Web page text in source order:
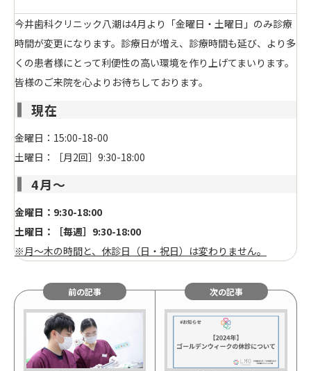
今井歯科クリニック八潮は4月より「金曜日・土曜日」のみ診療
時間が変更になります。診療日が増え、診療時間も延び、より多
くの患者様にとって利便性の高い環境を作り上げてまいります。
皆様のご来院を心よりお待ちしております。
現在
金曜日：15:00-18-00
土曜日：［月2回］9:30-18:00
4月〜
金曜日：9:30-18:00
土曜日：［毎週］9:30-18:00
※月～木の時間と、休診日（日・祝日）は変わりません。
前の記事 次の記事